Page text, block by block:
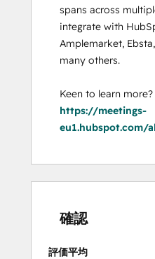
spans across
integrate with
Amplemarket,
many others.
https://meetings-
eu1.hubspot.com/
確認
評価平均
了
了了了